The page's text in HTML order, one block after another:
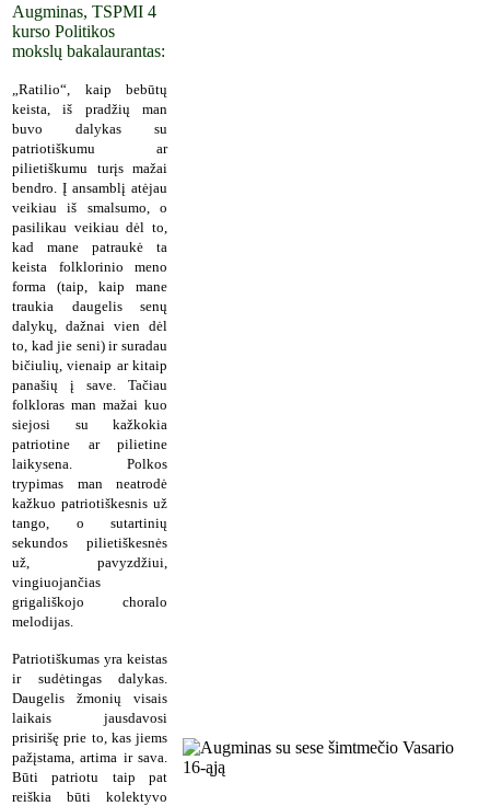
Augminas, TSPMI 4
kurso Politikos
mokslų bakalaurantas:
„Ratilio“, kaip bebūtų
keista, iš pradžių man
buvo dalykas su
patriotiškumu ar
pilietiškumu turįs mažai
bendro. Į ansamblį atėjau
veikiau iš smalsumo, o
pasilikau veikiau dėl to,
kad mane patraukė ta
keista folklorinio meno
forma (taip, kaip mane
traukia daugelis senų
dalykų, dažnai vien dėl
to, kad jie seni) ir suradau
bičiulių, vienaip ar kitaip
panašių į save. Tačiau
folkloras man mažai kuo
siejosi su kažkokia
patriotine ar pilietine
laikysena. Polkos
trypimas man neatrodė
kažkuo patriotiškesnis už
tango, o sutartinių
sekundos pilietiškesnės
už, pavyzdžiui,
vingiuojančias
grigališkojo choralo
melodijas.
Patriotiškumas yra keistas
ir sudėtingas dalykas.
Daugelis žmonių visais
laikais jausdavosi
prisirišę prie to, kas jiems
pažįstama, artima ir sava.
Būti patriotu taip pat
reiškia būti kolektyvo